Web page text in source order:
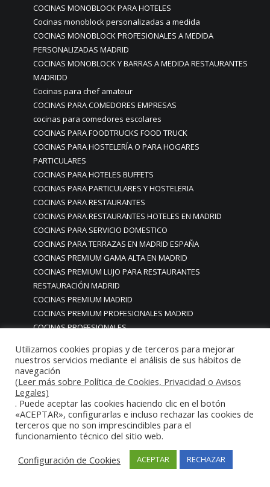
COCINAS MONOBLOCK PARA HOTELES
Cocinas monoblock personalizadas a medida
COCINAS MONOBLOCK PROFESIONALES A MEDIDA
PERSONALIZADAS MADRID
COCINAS MONOBLOCK Y BARRAS A MEDIDA RESTAURANTES
MADRIDD
Cocinas para chef amateur
COCINAS PARA COMEDORES EMPRESAS
cocinas para comedores escolares
COCINAS PARA FOODTRUCKS FOOD TRUCK
COCINAS PARA HOSTELERÍA O PARA HOGARES
PARTICULARES
COCINAS PARA HOTELES BUFFETS
COCINAS PARA PARTICULARES Y HOSTELERIA
COCINAS PARA RESTAURANTES
COCINAS PARA RESTAURANTES HOTELES EN MADRID
COCINAS PARA SERVICIO DOMESTICO
COCINAS PARA TERRAZAS EN MADRID ESPAÑA
COCINAS PREMIUM GAMA ALTA EN MADRID
COCINAS PREMIUM LUJO PARA RESTAURANTES
RESTAURACIÓN MADRID
COCINAS PREMIUM MADRID
COCINAS PREMIUM PROFESIONALES MADRID
COCINAS PROFESIONALES
REVESTIMIENTOS • ESTRUCTURAS • ELEMENTOS
DECORATIVOS ACERO INOXIDABLE
COCINAS PROFESIONALES A MEDIDA PERSONALIZADAS PARA
PARTICULARES
COCINAS PROFESIONALES ACERO INOXIDABLE
COCINAS PROFESIONALES HORECA
COCINAS PROFESIONALES HOSTELERÍA MADRID
Cocinas profesionales industriales monoblock a medida
personalizadas
Utilizamos cookies propias y de terceros para mejorar
nuestros servicios mediante el análisis de sus hábitos de
navegación
(Leer más sobre Política de Cookies, Privacidad o Avisos
Legales)
. Puede aceptar las cookies haciendo clic en el botón
«ACEPTAR», configurarlas e incluso rechazar las cookies de
terceros que no son imprescindibles para el
funcionamiento técnico del sitio web.
Configuración de Cookies
ACEPTAR RECHAZAR